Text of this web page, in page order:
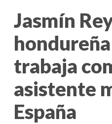
Jasmín
trabaja
asistente
España